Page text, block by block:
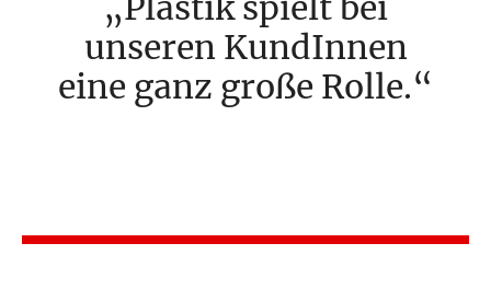
unseren KundInnen
eine ganz große Rolle.